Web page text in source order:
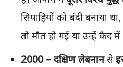
सिपाहियों को बंदी बनाया
तो मौत हो गई या उन्हें कैद में
2000 –दक्षिणलेबनानसे